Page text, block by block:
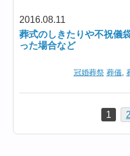
2016.08.11
葬式のしきたりや不祝儀
った場合など
冠婚葬祭 葬儀,
1 2